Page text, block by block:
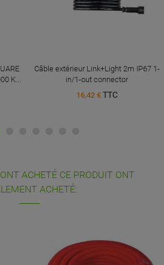
Câble extérieur Link+Light 2m IP67 1-
in/1-out connector
16,42 €TTC
ACHETÉ CE PRODUIT ONT
ACHETÉ: